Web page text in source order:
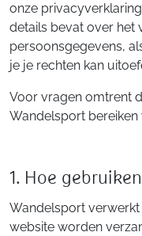
onze
details bevat over het
persoonsgegevens,
je je rechten kan
Voor vragen omtrent
Wandelsport bereiken
1. Hoe
Wandelsport
website worden